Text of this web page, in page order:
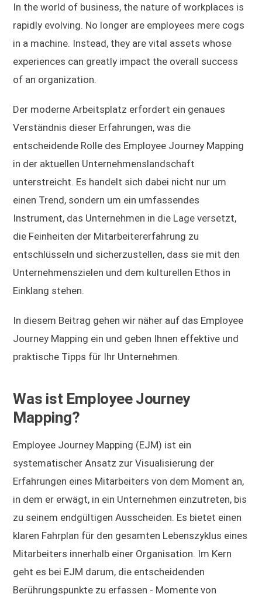
In the world of business, the nature of workplaces is
rapidly evolving. No longer are employees mere cogs
in a machine. Instead, they are vital assets whose
experiences can greatly impact the overall success
of an organization.
Der moderne Arbeitsplatz erfordert ein genaues
Verständnis dieser Erfahrungen, was die
entscheidende Rolle des Employee Journey Mapping
in der aktuellen Unternehmenslandschaft
unterstreicht. Es handelt sich dabei nicht nur um
einen Trend, sondern um ein umfassendes
Instrument, das Unternehmen in die Lage versetzt,
die Feinheiten der Mitarbeitererfahrung zu
entschlüsseln und sicherzustellen, dass sie mit den
Unternehmenszielen und dem kulturellen Ethos in
Einklang stehen.
In diesem Beitrag gehen wir näher auf das Employee
Journey Mapping ein und geben Ihnen effektive und
praktische Tipps für Ihr Unternehmen.
Was ist Employee Journey
Mapping?
Employee Journey Mapping (EJM) ist ein
systematischer Ansatz zur Visualisierung der
Erfahrungen eines Mitarbeiters von dem Moment an,
in dem er erwägt, in ein Unternehmen einzutreten, bis
zu seinem endgültigen Ausscheiden. Es bietet einen
klaren Fahrplan für den gesamten Lebenszyklus eines
Mitarbeiters innerhalb einer Organisation. Im Kern
geht es bei EJM darum, die entscheidenden
Berührungspunkte zu erfassen - Momente von